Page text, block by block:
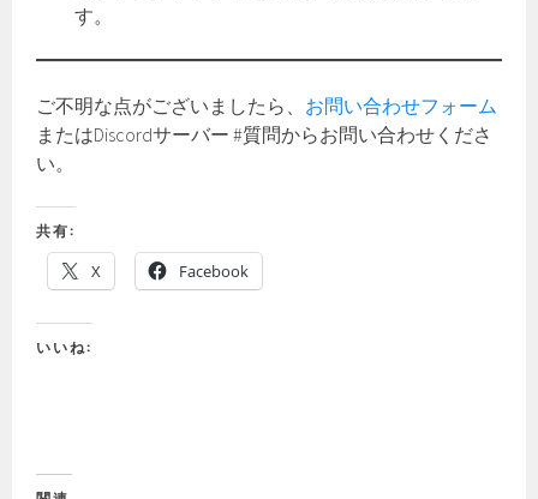
す。
ご不明な点がございましたら、 お問い合わせフォーム
またはDiscordサーバー #質問からお問い合わせくださ
い。
共有:
X Facebook
いいね: